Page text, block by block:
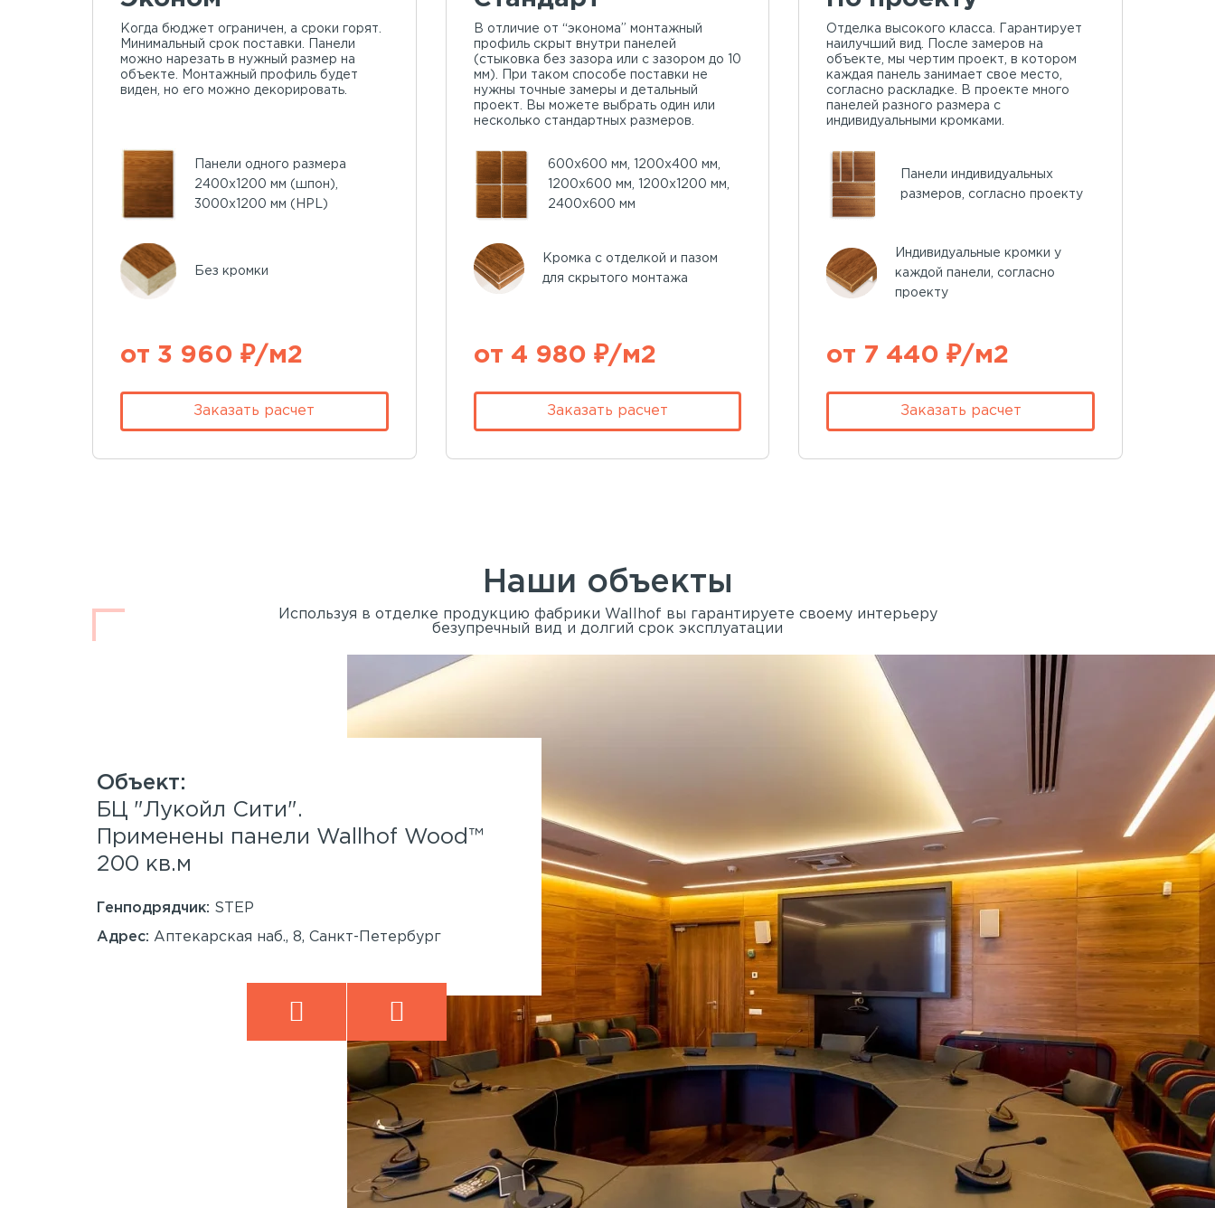
Когда бюджет ограничен, а сроки горят.
Минимальный срок поставки. Панели
можно нарезать в нужный размер на
объекте. Монтажный профиль будет
виден, но его можно декорировать.
Панели одного размера
2400х1200 мм (шпон),
3000х1200 мм (HPL)
Без кромки
от 3 960 ₽/м2
Заказать расчет
В отличие от “эконома” монтажный
профиль скрыт внутри панелей
(стыковка без зазора или с зазором до 10
мм). При таком способе поставки не
нужны точные замеры и детальный
проект. Вы можете выбрать один или
несколько стандартных размеров.
600х600 мм, 1200х400 мм,
1200х600 мм, 1200х1200 мм,
2400х600 мм
Кромка с отделкой и пазом
для скрытого монтажа
от 4 980 ₽/м2
Заказать расчет
Отделка высокого класса. Гарантирует
наилучший вид. После замеров на
объекте, мы чертим проект, в котором
каждая панель занимает свое место,
согласно раскладке. В проекте много
панелей разного размера с
индивидуальными кромками.
Панели индивидуальных
размеров, согласно проекту
Индивидуальные кромки у
каждой панели, согласно
проекту
от 7 440 ₽/м2
Заказать расчет
Наши объекты
Используя в отделке продукцию фабрики Wallhof вы гарантируете своему интерьеру
безупречный вид и долгий срок эксплуатации
БЦ "Лукойл Сити".
Применены панели Wallhof Wood™
200 кв.м
Генподрядчик: STEP
Адрес: Аптекарская наб., 8, Санкт-Петербург
Spa-отель Parklane.
Применены панели Wallhof Rail
System™
860 кв.м
Генподрядчик:Ленмонтаж
Адрес:Крестовский остров, Рюхина, 9 А, Санкт-
Петербург
Академия танца Бориса
Применены потолочные
Wallhof Wood™
750 кв.м.
Адрес:ул. Б. Пушкарская, 14, литер
Петербург